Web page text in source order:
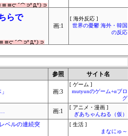
らで
画:1
[ 海外反応 ]
世界の憂鬱 海外・韓国
の反応
参照 サイト名
画:3
[ ゲーム ]
mutyunのゲーム+αブロ
グ
… 画:1
[ アニメ・漫画 ]
ぎあちゃんねる（仮）
ベルの連続突
[ 生活 ]
まなにゅ～